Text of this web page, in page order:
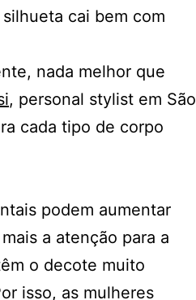
cai bem com
nada melhor que
, personal stylist em São
cada tipo de corpo
podem aumentar
a atenção para a
o decote muito
isso, as mulheres